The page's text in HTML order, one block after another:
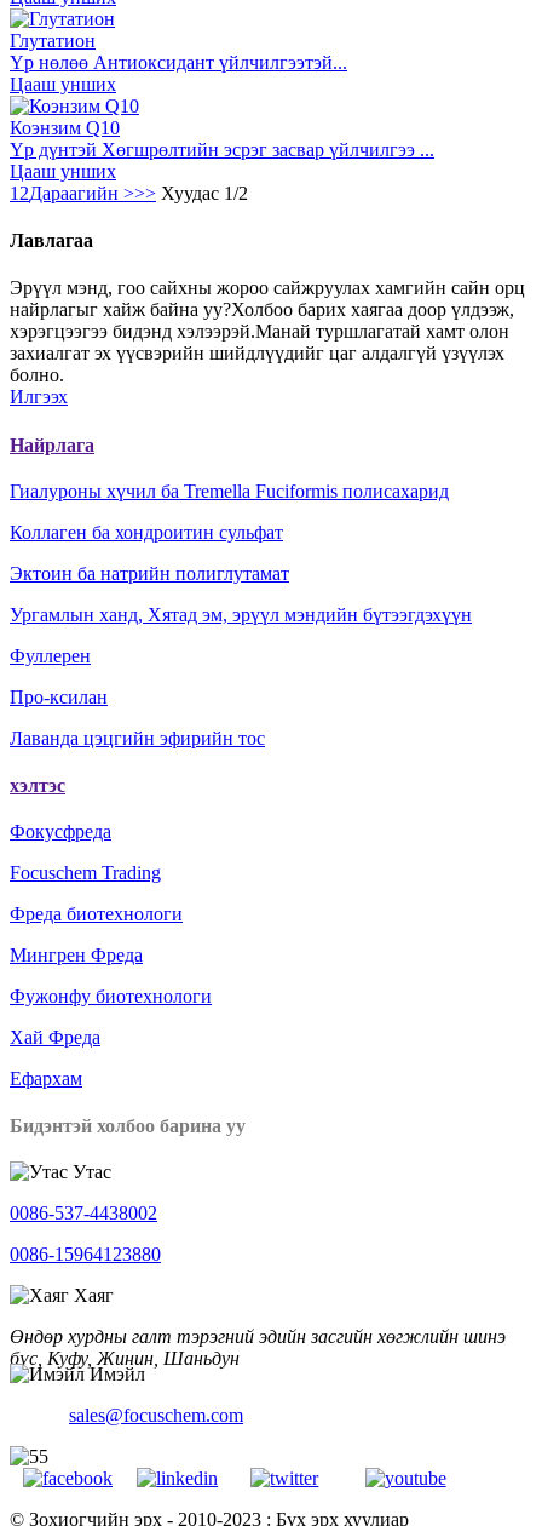
Глутатион
Үр нөлөө Антиоксидант үйлчилгээтэй...
Цааш унших
Коэнзим Q10
Үр дүнтэй Хөгшрөлтийн эсрэг засвар үйлчилгээ ...
Цааш унших
1 2Дараагийн >>> Хуудас 1/2
Лавлагаа
Эрүүл мэнд, гоо сайхны жороо сайжруулах хамгийн сайн орц
найрлагыг хайж байна уу?Холбоо барих хаягаа доор үлдээж,
хэрэгцээгээ бидэнд хэлээрэй.Манай туршлагатай хамт олон
захиалгат эх үүсвэрийн шийдлүүдийг цаг алдалгүй үзүүлэх
болно.
Илгээх
Найрлага
Гиалуроны хүчил ба Tremella Fuciformis полисахарид
Коллаген ба хондроитин сульфат
Эктоин ба натрийн полиглутамат
Ургамлын ханд, Хятад эм, эрүүл мэндийн бүтээгдэхүүн
Фуллерен
Про-ксилан
Лаванда цэцгийн эфирийн тос
хэлтэс
Фокусфреда
Focuschem Trading
Фреда биотехнологи
Мингрен Фреда
Фужонфу биотехнологи
Хай Фреда
Ефархам
Бидэнтэй холбоо барина уу
Утас
0086-537-4438002
0086-15964123880
Хаяг
Өндөр хурдны галт тэрэгний эдийн засгийн хөгжлийн шинэ
бүс, Куфу, Жинин, Шаньдун
Имэйл
sales@focuschem.com
© Зохиогчийн эрх - 2010-2023 : Бүх эрх хуулиар